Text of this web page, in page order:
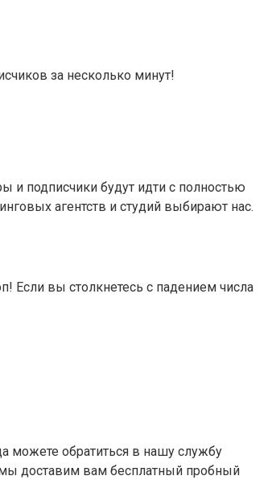
за несколько минут!
и подписчики будут идти с полностью
агентств и студий выбирают нас.
Если вы столкнетесь с падением числа
можете обратиться в нашу службу
доставим вам бесплатный пробный